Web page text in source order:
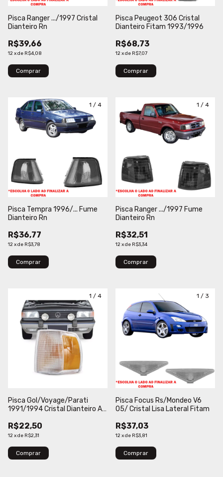
Pisca Ranger .../1997 Cristal
Dianteiro Rn
R$39,66
12xde R$4,08
Comprar
Pisca Peugeot 306 Cristal
Dianteiro Fitam 1993/1996
R$68,73
12xde R$7,07
Comprar
1 / 4
Pisca Tempra 1996/... Fume
Dianteiro Rn
R$36,77
12xde R$3,78
Comprar
1 / 4
Pisca Ranger .../1997 Fume
Dianteiro Rn
R$32,51
12xde R$3,34
Comprar
1 / 4
Pisca Gol/Voyage/Parati
1991/1994 Cristal Dianteiro A
R$22,50
12xde R$2,31
Comprar
1 / 3
Pisca Focus Rs/Mondeo V6
05/ Cristal Lisa Lateral Fitam
R$37,03
12xde R$3,81